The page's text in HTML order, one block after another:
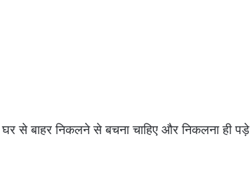
से बाहर निकलने से बचना चाहिए और निकलना ही पड़े